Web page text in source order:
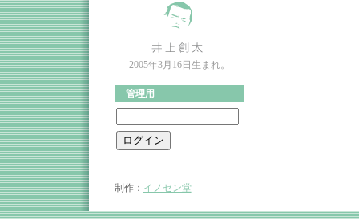
2005年3月16日生まれ。
管理用
制作： イノセン堂